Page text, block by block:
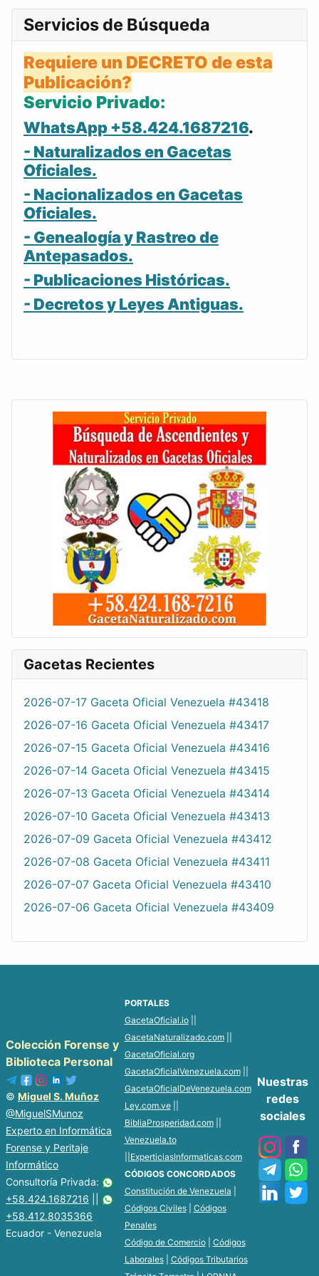
Servicios de Búsqueda
Requiere un DECRETO de esta
Publicación?
Servicio Privado:
WhatsApp +58.424.1687216.
- Naturalizados en Gacetas
Oficiales.
- Nacionalizados en Gacetas
Oficiales.
- Genealogía y Rastreo de
Antepasados.
- Publicaciones Históricas.
- Decretos y Leyes Antiguas.
Gacetas Recientes
2026-07-17 Gaceta Oficial Venezuela #43418
2026-07-16 Gaceta Oficial Venezuela #43417
2026-07-15 Gaceta Oficial Venezuela #43416
2026-07-14 Gaceta Oficial Venezuela #43415
2026-07-13 Gaceta Oficial Venezuela #43414
2026-07-10 Gaceta Oficial Venezuela #43413
2026-07-09 Gaceta Oficial Venezuela #43412
2026-07-08 Gaceta Oficial Venezuela #43411
2026-07-07 Gaceta Oficial Venezuela #43410
2026-07-06 Gaceta Oficial Venezuela #43409
Colección Forense y
Biblioteca Personal
© Miguel S. Muñoz
@MiguelSMunoz
Experto en Informática
Forense y Peritaje
Informático
Consultoría Privada:
+58.424.1687216
+58.412.8035366
Ecuador - Venezuela
PORTALES
GacetaOficial.io||
GacetaNaturalizado.com||
GacetaOficial.org
GacetaOficialVenezuela.com||
GacetaOficialDeVenezuela.com
Ley.com.ve||
BibliaProsperidad.com||
Venezuela.to
ExperticiasInformaticas.com
CÓDIGOS CONCORDADOS
Constitución de Venezuela
Códigos Civiles| Códigos
Penales
Código de Comercio| Códigos
Laborales| Códigos Tributarios
Nuestras
redes
sociales